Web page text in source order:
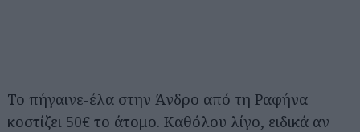
Το πήγαινε-έλα στην Άνδρο από τη Ραφήνα
κοστίζει 50€ το άτομο. Καθόλου λίγο, ειδικά αν